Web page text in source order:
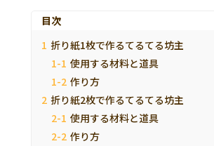
目次
折り紙1枚で作るてるてる坊主
使用する材料と道具
作り方
折り紙2枚で作るてるてる坊主
使用する材料と道具
作り方